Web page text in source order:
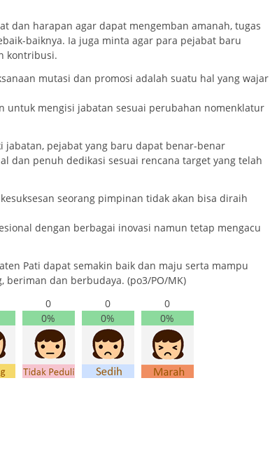
dan harapan agar dapat mengemban amanah, tugas
baiknya. Ia juga minta agar para pejabat baru
kontribusi.
mutasi dan promosi adalah suatu hal yang wajar
untuk mengisi jabatan sesuai perubahan nomenklatur
pejabat yang baru dapat benar-benar
dan penuh dedikasi sesuai rencana target yang telah
seorang pimpinan tidak akan bisa diraih
dengan berbagai inovasi namun tetap mengacu
Pati dapat semakin baik dan maju serta mampu
beriman dan berbudaya. (po3/PO/MK)
0
0%
0
0%
0
0%